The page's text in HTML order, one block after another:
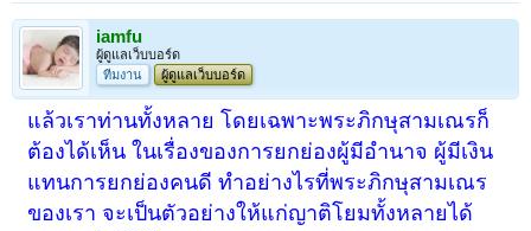
iamfu
ผู้ดูแลเว็บบอร์ด
ทีมงาน
ผู้ดูแลเว็บบอร์ด
แล้วเราท่านทั้งหลาย โดยเฉพาะพระภิกษุสามเณรก็
ต้องได้เห็น ในเรื่องของการยกย่องผู้มีอำนาจ ผู้มีเงิน
แทนการยกย่องคนดี ทำอย่างไรที่พระภิกษุสามเณร
ของเรา จะเป็นตัวอย่างให้แก่ญาติโยมทั้งหลายได้